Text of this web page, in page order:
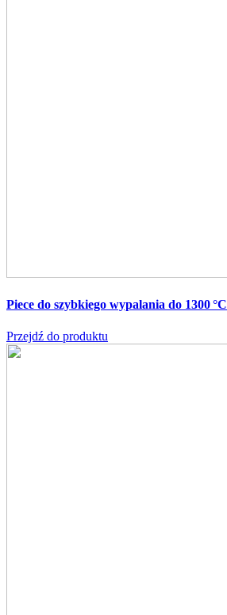
Piece do szybkiego wypalania do 1300 °C
Przejdź do produktu